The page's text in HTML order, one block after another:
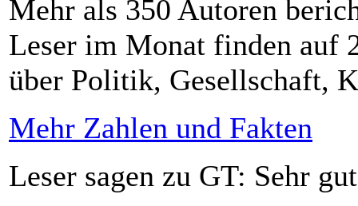
Mehr als 350 Autoren
Leser im Monat finden auf
über Politik, Gesellschaft,
Mehr Zahlen und Fakten
Leser sagen zu GT: Sehr